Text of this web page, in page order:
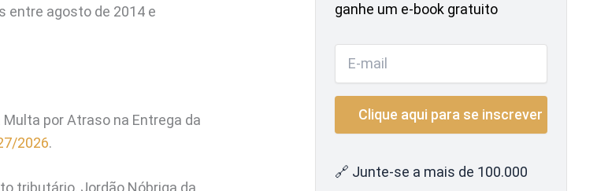
entre agosto de 2014 e
por Atraso na Entrega da
2026.
ganhe um e-book gratuito
🔗 Junte-se a mais de 100.000